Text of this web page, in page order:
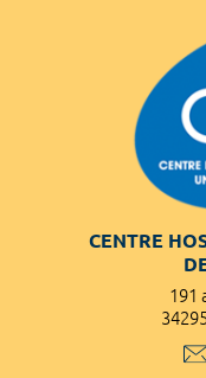
CENTRE
191